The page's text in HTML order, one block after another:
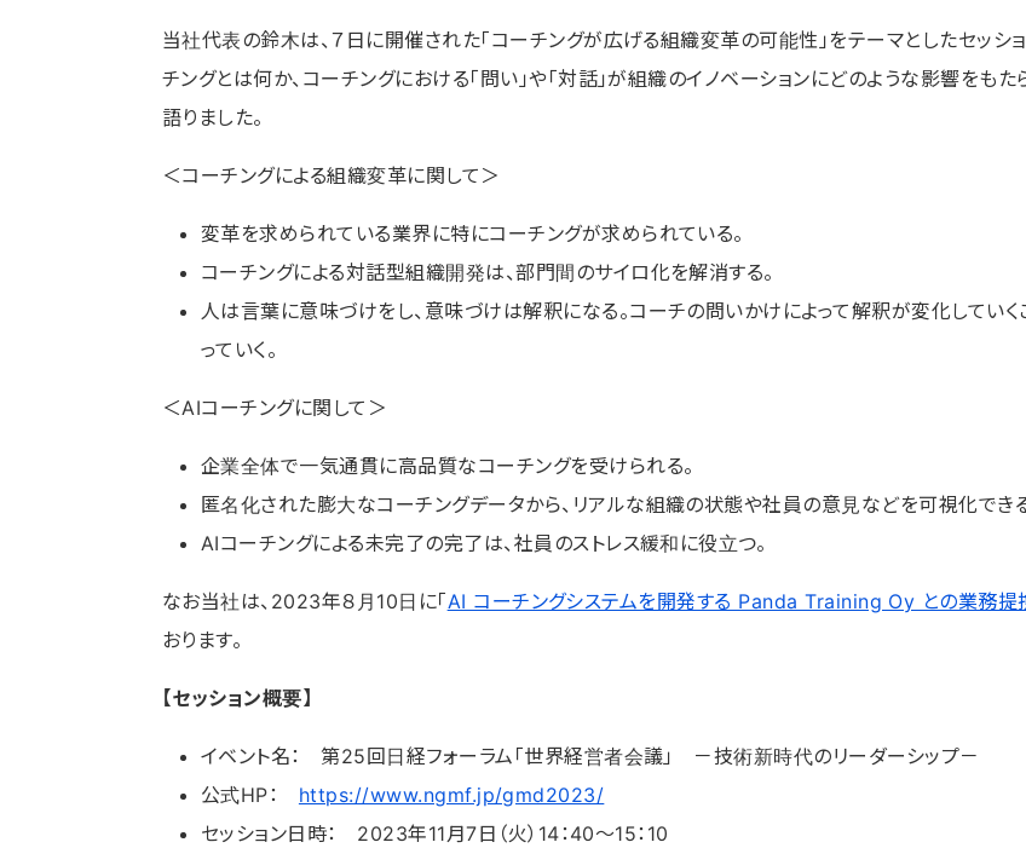
当社代表の鈴木は、７日に開催された「コーチングが広げる組織変革の可能性」をテーマとしたセッシ
チングとは何か、コーチングにおける「問い」や「対話」が組織のイノベーションにどのような影響をも
語りました。
＜コーチングによる組織変革に関して＞
変革を求められている業界に特にコーチングが求められている。
コーチングによる対話型組織開発は、部門間のサイロ化を解消する。
人は言葉に意味づけをし、意味づけは解釈になる。コーチの問いかけによって解釈が変化してい
っていく。
＜AIコーチングに関して＞
企業全体で一気通貫に高品質なコーチングを受けられる。
匿名化された膨大なコーチングデータから、リアルな組織の状態や社員の意見などを可視化できる
AIコーチングによる未完了の完了は、社員のストレス緩和に役立つ。
なお当社は、2023年８月10日に「AI コーチングシステムを開発する Panda Training Oy との業務
おります。
【セッション概要】
イベント名： 第25回日経フォーラム「世界経営者会議」 －技術新時代のリーダーシップ－
公式HP： https://www.ngmf.jp/gmd2023/
セッション日時： 2023年11月7日（火）14：40～15：10